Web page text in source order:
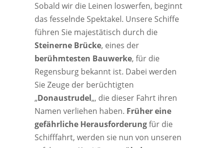
Sobald wir die Leinen loswerfen, beginnt
das fesselnde Spektakel. Unsere Schiffe
führen Sie majestätisch durch die
Steinerne Brücke, eines der
berühmtesten Bauwerke, für die
Regensburg bekannt ist. Dabei werden
Sie Zeuge der berüchtigten
„Donaustrudel„, die dieser Fahrt ihren
Namen verliehen haben. Früher eine
gefährliche Herausforderungfür die
Schifffahrt, werden sie nun von unseren